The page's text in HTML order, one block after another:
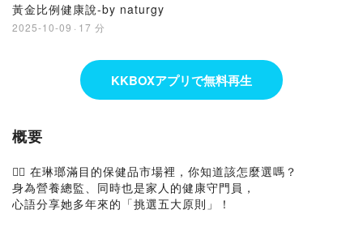
黃金比例健康說-by naturgy
2025-10-09 · 17 分
KKBOXアプリで無料再生
概要
👩‍⚕️ 在琳瑯滿目的保健品市場裡，你知道該怎麼選嗎？
身為營養總監、同時也是家人的健康守門員，
心語分享她多年來的「挑選五大原則」！